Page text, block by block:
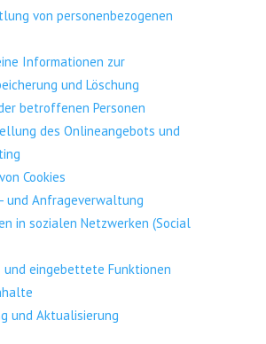
von personenbezogenen
Informationen zur
und Löschung
betroffenen Personen
des Onlineangebots und
Cookies
und Anfrageverwaltung
in sozialen Netzwerken (Social
und eingebettete Funktionen
und Aktualisierung